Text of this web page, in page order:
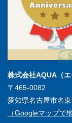
株式会社AQUA（エ
〒465-0082
愛知県名古屋市名
（Googleマップで